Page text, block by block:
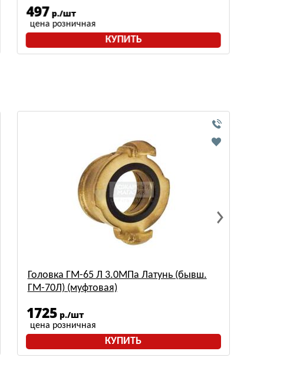
497 р./шт
цена розничная
КУПИТЬ
Головка ГМ-65 Л 3.0МПа Латунь (бывш.
ГМ-70Л) (муфтовая)
1725 р./шт
цена розничная
КУПИТЬ